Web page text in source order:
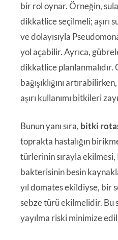
bir rol oynar. Örneğin,
dikkatlice seçilmeli; aşırı
ve dolayısıyla
yol açabilir. Ayrıca,
dikkatlice
bağışıklığını
aşırı kullanımı bitkileri
Bunun yanı sıra, bitki
toprakta hastalığın
türlerinin sırayla ekilmesi,
bakterisinin besin
yıl domates ekildiyse, bir
sebze türü ekilmelidir. Bu
yayılma riski minimize